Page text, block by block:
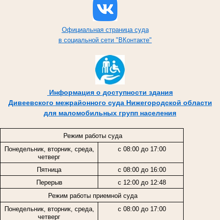
Официальная страница суда
в социальной сети "ВКонтакте"
Информация о доступности здания
Дивеевского межрайонного суда Нижегородской области
для маломобильных групп населения
Режим работы суда
Понедельник, вторник, среда,
четверг
с 08:00 до 17:00
Пятница
с 08:00 до 16:00
Перерыв
с 12:00 до 12:48
Режим работы приемной суда
Понедельник, вторник, среда,
четверг
с 08:00 до 17:00